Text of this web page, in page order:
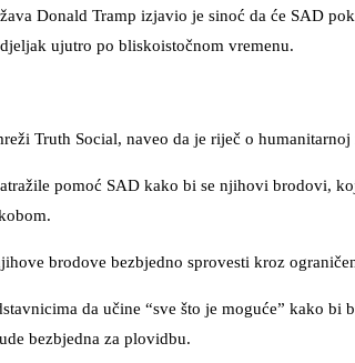
Donald Tramp izjavio je sinoć da će SAD
ujutro po bliskoistočnom vremenu.
Truth Social, naveo da je riječ o
pomoć SAD kako bi se njihovi brodovi,
brodove bezbjedno sprovesti kroz
da učine “sve što je moguće” kako
bezbjedna za plovidbu.